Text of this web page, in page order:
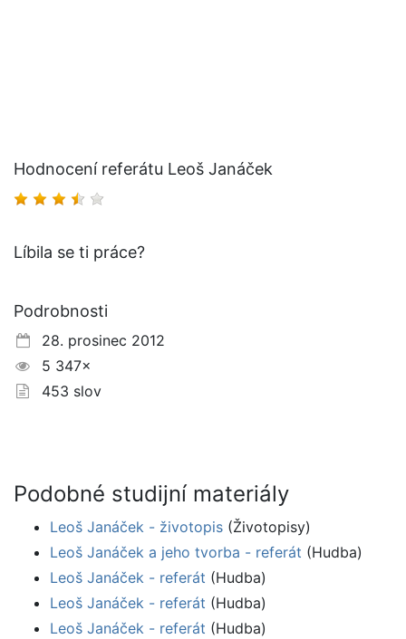
Hodnocení referátu Leoš Janáček
Líbila se ti práce?
Podrobnosti
28. prosinec 2012
5 347×
453 slov
Podobné studijní materiály
Leoš Janáček - životopis (Životopisy)
Leoš Janáček a jeho tvorba - referát (Hudba)
Leoš Janáček - referát (Hudba)
Leoš Janáček - referát (Hudba)
Leoš Janáček - referát (Hudba)